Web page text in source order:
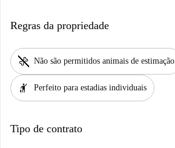
Regras da propriedade
pet_supplies Não são permitidos animais de estimação
hail Perfeito para estadias individuais
Tipo de contrato